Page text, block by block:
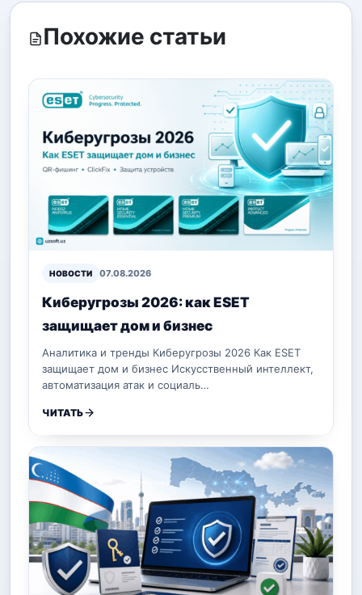
Похожие статьи
НОВОСТИ 07.08.2026
Киберугрозы 2026: как ESET
защищает дом и бизнес
Аналитика и тренды Киберугрозы 2026 Как ESET
защищает дом и бизнес Искусственный интеллект,
автоматизация атак и социаль…
ЧИТАТЬ